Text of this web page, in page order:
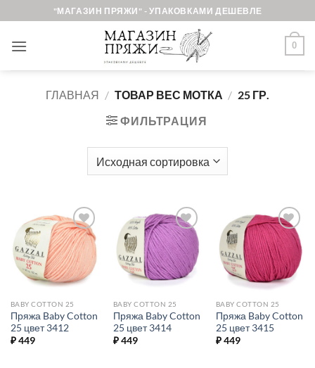
to
content
"МАГАЗИН ПРЯЖИ" - УПАКОВКАМИ ДЕШЕВЛЕ
0
ГЛАВНАЯ / ТОВАР ВЕС МОТКА / 25 ГР.
ФИЛЬТРАЦИЯ
Добавить в
избранное.
BABY COTTON 25
Пряжа Baby Cotton
25 цвет 3412
₽449
Добавить в
избранное.
BABY COTTON 25
Пряжа Baby Cotton
25 цвет 3414
₽449
Добавить в
избранное.
BABY COTTON 25
Пряжа Baby Cotton
25 цвет 3415
₽449